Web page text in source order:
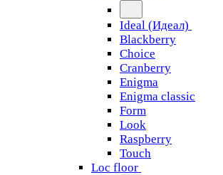
Ideal (Идеал)
Blackberry
Choice
Cranberry
Enigma
Enigma classic
Form
Look
Raspberry
Touch
Loc floor